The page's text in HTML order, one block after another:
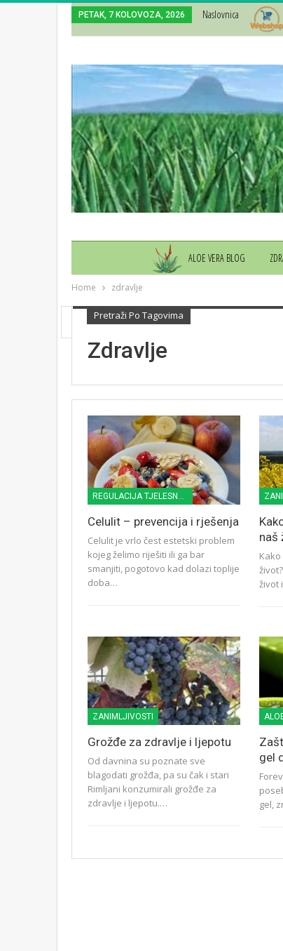
PETAK, 7 KOLOVOZA, 2026 Naslovnica
ALOE VERA BLOG
Home zdravlje
Pretraži Po Tagovima
Zdravlje
Celulit – prevencija i rješenja
Celulit je vrlo čest estetski problem
kojeg želimo riješiti ili ga bar
smanjiti, pogotovo kad dolazi toplije
doba…
naš
život
ZANIMLJIVOSTI
Grožđe za zdravlje i ljepotu
Od davnina su poznate sve
blagodati grožđa, pa su čak i stari
Rimljani konzumirali grožđe za
zdravlje i ljepotu.…
gel
gel,